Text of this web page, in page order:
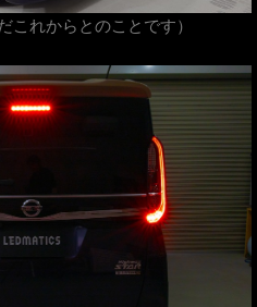
これからとのことです）